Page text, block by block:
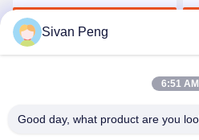
le tissu
Discuter Maintenant
Sivan Peng
6:51 AM
Good day, what product are you